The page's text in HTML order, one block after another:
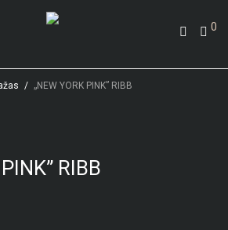
0
/ „NEW YORK PINK” RIBB
RIBB